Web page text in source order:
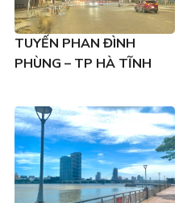
TUYẾN PHAN ĐÌNH
PHÙNG – TP HÀ TĨNH